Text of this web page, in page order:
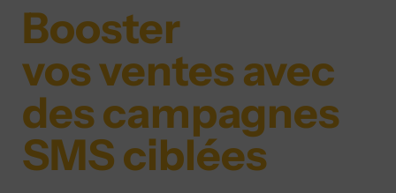
Booster
vos ventes avec
des campagnes
SMS ciblées